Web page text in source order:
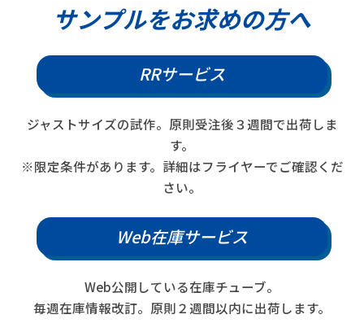
サンプルをお求めの方へ
RRサービス
ジャストサイズの試作。原則受注後３週間で出荷しま
す。
※限定条件があります。詳細はフライヤーでご確認くだ
さい。
Web在庫サービス
Web公開している在庫チューブ。
毎週在庫情報改訂。原則２週間以内に出荷します。